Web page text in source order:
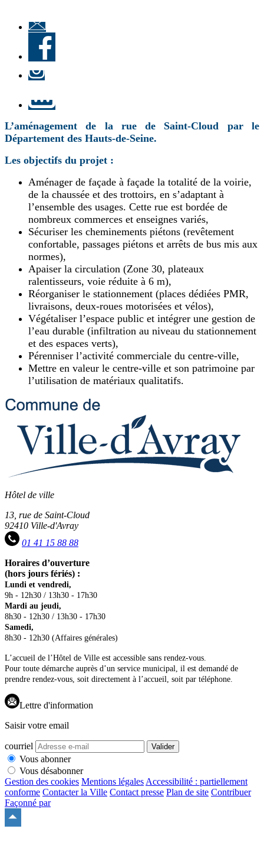
d'information
« Culture à
Ville-
d'Avray
»
Facebook
L’aménagement de la rue de Saint-Cloud par le
Département des Hauts-de-Seine.
Les objectifs du projet :
Aménager de façade à façade la totalité de la voirie,
de la chaussée et des trottoirs, en s’adaptant à
l’ensemble des usages. Cette rue est bordée de
nombreux commerces et enseignes variés,
Sécuriser les cheminements piétons (revêtement
confortable, passages piétons et arrêts de bus mis aux
normes),
Apaiser la circulation (Zone 30, plateaux
ralentisseurs, voie réduite à 6 m),
Réorganiser le stationnement (places dédiées PMR,
livraisons, deux-roues motorisées et vélos),
Végétaliser l’espace public et intégrer une gestion de
l’eau durable (infiltration au niveau du stationnement
et des espaces verts),
Pérenniser l’activité commerciale du centre-ville,
Mettre en valeur le centre-ville et son patrimoine par
l’utilisation de matériaux qualitatifs.
Hôtel de ville
13, rue de Saint-Cloud
92410 Ville-d'Avray
01 41 15 88 88
Horaires d’ouverture
(hors jours fériés) :
Lundi et vendredi,
9h - 12h30 / 13h30 - 17h30
Mardi au jeudi,
8h30 - 12h30 / 13h30 - 17h30
Samedi,
8h30 - 12h30 (Affaires générales)
L’accueil de l’Hôtel de Ville est accessible sans rendez-vous.
Pour toute démarche auprès d’un service municipal, il est demandé de
prendre rendez-vous, soit directement à l’accueil, soit par téléphone.
Lettre d'information
Saisir votre email
courriel Valider
Vous abonner
Vous désabonner
Gestion des cookies Mentions légales Accessibilité : partiellement
conforme Contacter la Ville Contact presse Plan de site Contribuer
Façonné par